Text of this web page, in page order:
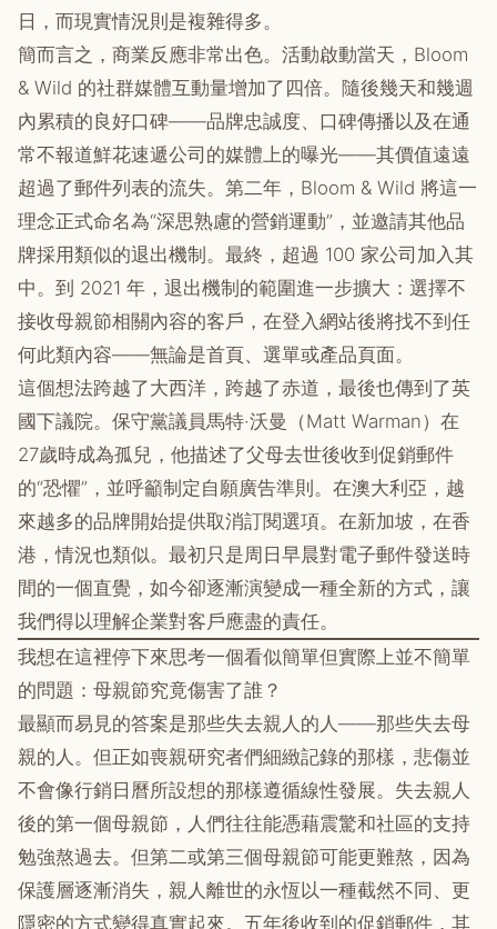
日，而現實情況則是複雜得多。
簡而言之，商業反應非常出色。活動啟動當天，Bloom
& Wild 的社群媒體互動量增加了四倍。隨後幾天和幾週
內累積的良好口碑——品牌忠誠度、口碑傳播以及在通
常不報道鮮花速遞公司的媒體上的曝光——其價值遠遠
超過了郵件列表的流失。第二年，Bloom & Wild 將這一
理念正式命名為“深思熟慮的營銷運動”，並邀請其他品
牌採用類似的退出機制。最終，超過 100 家公司加入其
中。到 2021 年，退出機制的範圍進一步擴大：選擇不
接收母親節相關內容的客戶，在登入網站後將找不到任
何此類內容——無論是首頁、選單或產品頁面。
這個想法跨越了大西洋，跨越了赤道，最後也傳到了英
國下議院。保守黨議員馬特·沃曼（Matt Warman）在
27歲時成為孤兒，他描述了父母去世後收到促銷郵件
的“恐懼”，並呼籲制定自願廣告準則。在澳大利亞，越
來越多的品牌開始提供取消訂閱選項。在新加坡，在香
港，情況也類似。最初只是周日早晨對電子郵件發送時
間的一個直覺，如今卻逐漸演變成一種全新的方式，讓
我們得以理解企業對客戶應盡的責任。
我想在這裡停下來思考一個看似簡單但實際上並不簡單
的問題：母親節究竟傷害了誰？
最顯而易見的答案是那些失去親人的人——那些失去母
親的人。但正如喪親研究者們細緻記錄的那樣，悲傷並
不會像行銷日曆所設想的那樣遵循線性發展。失去親人
後的第一個母親節，人們往往能憑藉震驚和社區的支持
勉強熬過去。但第二或第三個母親節可能更難熬，因為
保護層逐漸消失，親人離世的永恆以一種截然不同、更
隱密的方式變得真實起來。五年後收到的促銷郵件，其